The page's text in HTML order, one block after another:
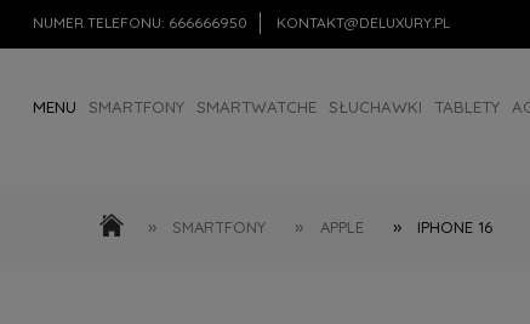
NUMER TELEFONU: 666666950 KONTAKT@DELUXURY.PL
MENU SMARTFONY SMARTWATCHE SŁUCHAWKI TABLETY
» SMARTFONY » APPLE » IPHONE 16